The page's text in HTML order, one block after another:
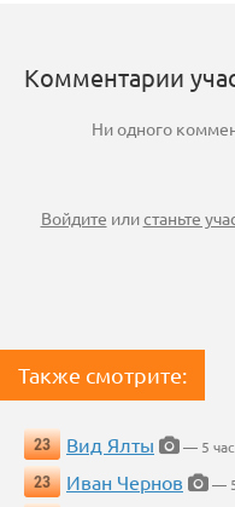
Комментарии
Ни одного
Войдите илистаньте
Также смотрите:
23 Вид Ялты
— 5
23
Иван Чернов
—